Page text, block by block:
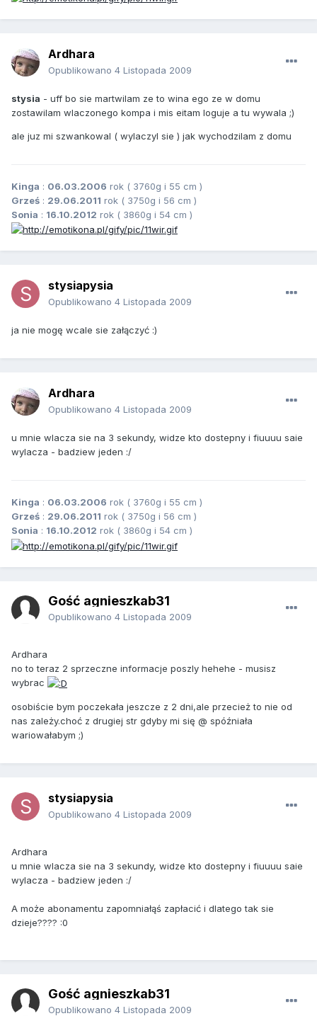
Ardhara
Opublikowano 4 Listopada 2009
stysia - uff bo sie martwilam ze to wina ego ze w domu
zostawilam wlaczonego kompa i mis eitam loguje a tu wywala ;)
ale juz mi szwankowal ( wylaczyl sie ) jak wychodzilam z domu
Kinga : 06.03.2006 rok ( 3760g i 55 cm )
Grześ : 29.06.2011 rok ( 3750g i 56 cm )
Sonia : 16.10.2012 rok ( 3860g i 54 cm )
stysiapysia
Opublikowano 4 Listopada 2009
ja nie mogę wcale sie załączyć :)
Ardhara
Opublikowano 4 Listopada 2009
u mnie wlacza sie na 3 sekundy, widze kto dostepny i fiuuuu saie
wylacza - badziew jeden :/
Kinga : 06.03.2006 rok ( 3760g i 55 cm )
Grześ : 29.06.2011 rok ( 3750g i 56 cm )
Sonia : 16.10.2012 rok ( 3860g i 54 cm )
Gość agnieszkab31
Opublikowano 4 Listopada 2009
Ardhara
no to teraz 2 sprzeczne informacje poszly hehehe - musisz
wybrac
osobiście bym poczekała jeszcze z 2 dni,ale przecież to nie od
nas zależy.choć z drugiej str gdyby mi się @ spóźniała
wariowałabym ;)
stysiapysia
Opublikowano 4 Listopada 2009
Ardhara
u mnie wlacza sie na 3 sekundy, widze kto dostepny i fiuuuu saie
wylacza - badziew jeden :/
A może abonamentu zapomniałąś zapłacić i dlatego tak sie
dzieje???? :0
Gość agnieszkab31
Opublikowano 4 Listopada 2009